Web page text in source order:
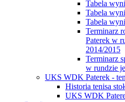
Tabela
Tabela
Tabela
Terminarz
Paterek w
2014/2015
Terminarz
w rundzie
UKS WDK Paterek -
Historia tenisa
UKS WDK